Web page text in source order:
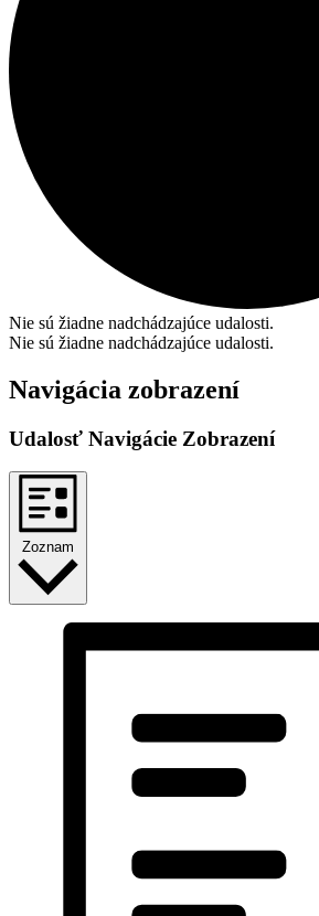
Nie sú žiadne nadchádzajúce udalosti.
Nie sú žiadne nadchádzajúce udalosti.
Navigácia zobrazení
Udalosť Navigácie Zobrazení
Zoznam